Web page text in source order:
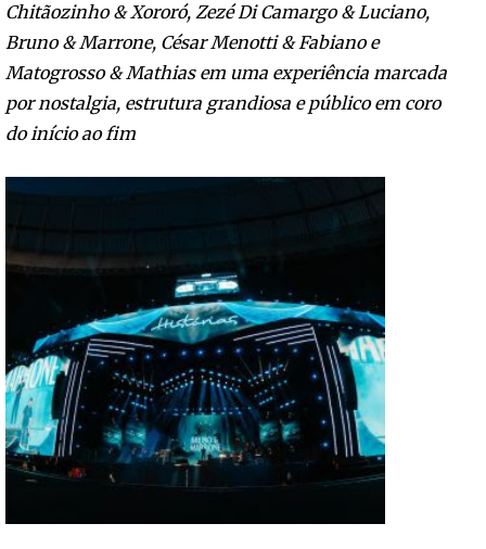
Chitãozinho & Xororó, Zezé Di Camargo & Luciano,
Bruno & Marrone, César Menotti & Fabiano e
Matogrosso & Mathias em uma experiência marcada
por nostalgia, estrutura grandiosa e público em coro
do início ao fim